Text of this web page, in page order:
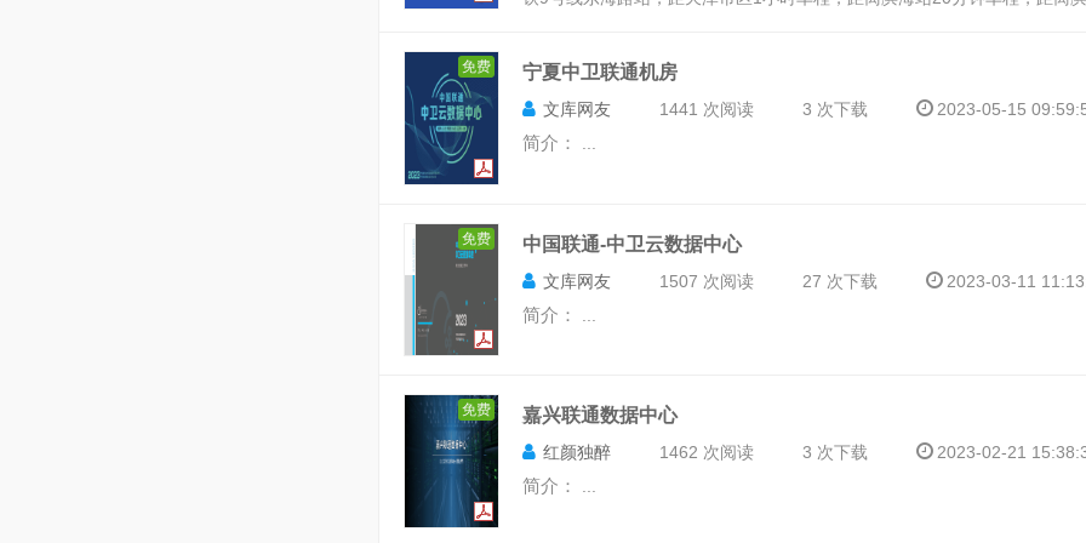
免费 宁夏中卫联通机房
文库网友 1441 次阅读 3 次下载 2023-05-15
简介：
免费 中国联通-中卫云数据中心
文库网友 1507 次阅读 27 次下载 2023-03-11
简介：
免费 嘉兴联通数据中心
红颜独醉 1462 次阅读 3 次下载 2023-02-21
简介： ...